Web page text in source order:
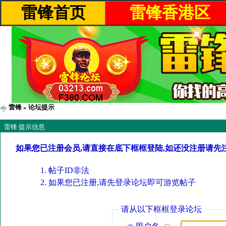
雷锋首页 雷锋香港区
雷锋 » 论坛提示
雷锋 提示信息
如果您已注册会员,请直接在底下框框登陆,如还没注册请先
帖子ID非法
如果您已注册,请先登录论坛即可游览帖子
请从以下框框登录论坛